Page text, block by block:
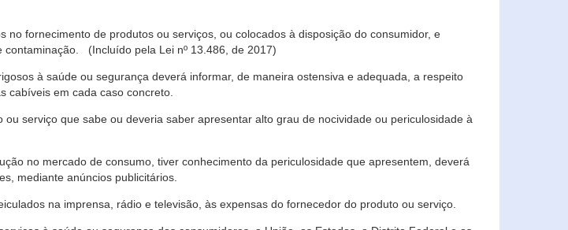
fornecimento de produtos ou serviços, ou colocados à disposição do consumidor, e
(Incluído pela Lei nº 13.486, de 2017)
à saúde ou segurança deverá informar, de maneira ostensiva e adequada, a respeito
cabíveis em cada caso concreto.
serviço que sabe ou deveria saber apresentar alto grau de nocividade ou periculosidade à
no mercado de consumo, tiver conhecimento da periculosidade que apresentem, deverá
mediante anúncios publicitários.
na imprensa, rádio e televisão, às expensas do fornecedor do produto ou serviço.